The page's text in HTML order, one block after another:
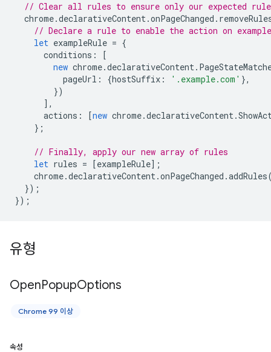
// Clear all rules to ensure only our expected
chrome.declarativeContent.onPageChanged .
// Declare a rule to enable the action on
let exampleRule = {
conditions :
[
new chrome.declarativeContent.
pageUrl : {hostSuffix : '.example.com' },
})
],
actions : [new chrome.declarativeContent.
};
// Finally, apply our new array of rules
let rules = [exampleRule];
chrome.declarativeContent.onPageChanged .addRules
});
});
유형
OpenPopupOptions
Chrome 99 이상
속성